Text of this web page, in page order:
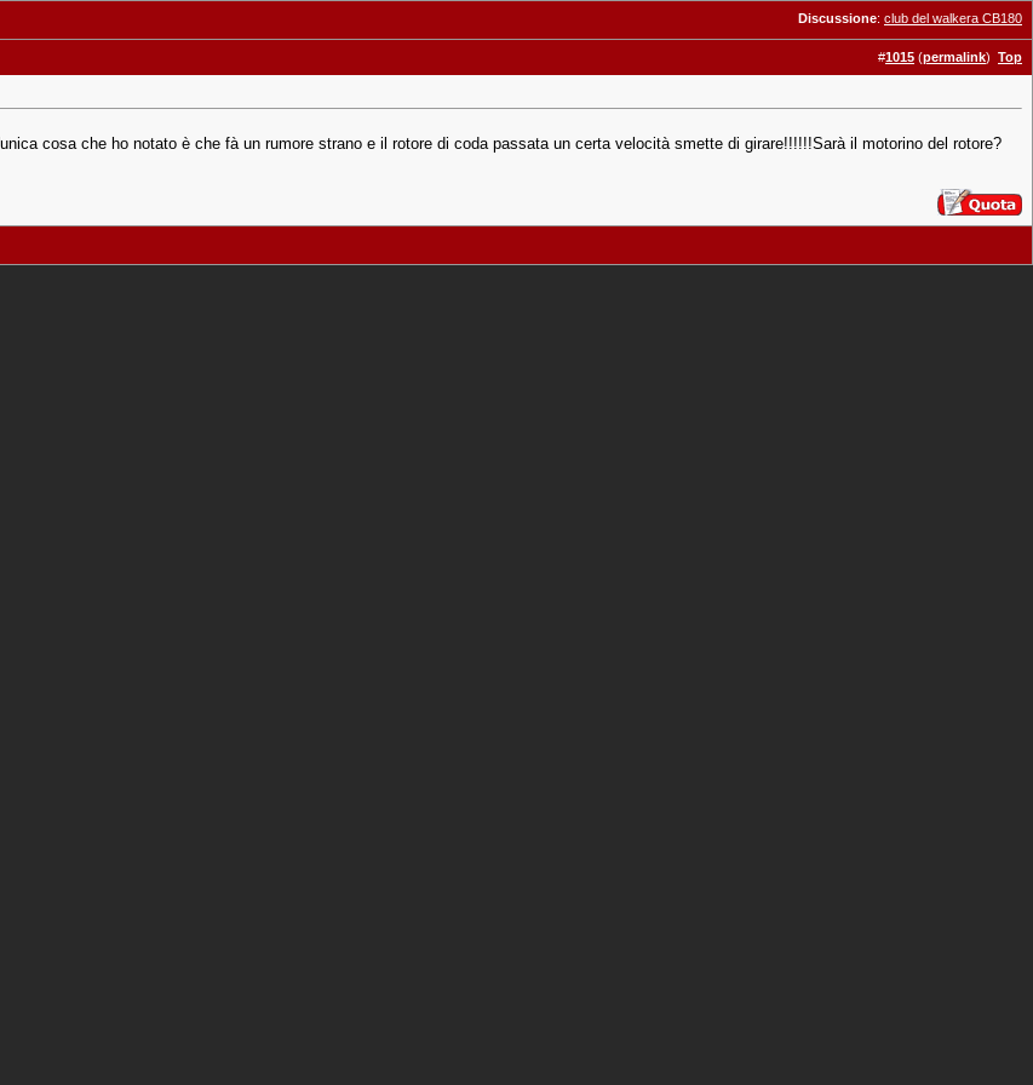
Discussione: club del walkera CB180
#1015 (permalink) Top
cosa che ho notato è che fà un rumore strano e il rotore di coda passata un certa velocità smette di girare!!!!!!Sarà il motorino del rotore?